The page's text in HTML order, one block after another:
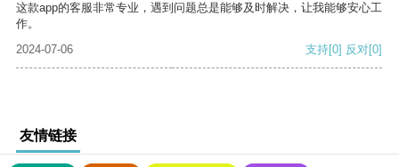
这款app的客服非常专业，遇到问题总是能够及时解决，让我能够安心工
作。
2024-07-06
支持[0] 反对[0]
友情链接